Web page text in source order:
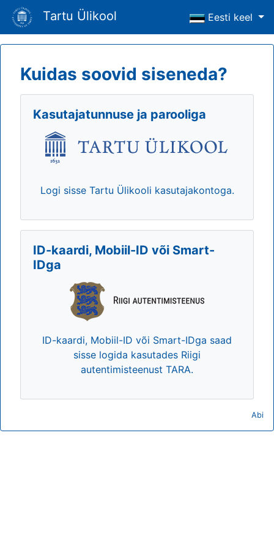
Tartu Ülikool Eesti keel
Kuidas soovid siseneda?
Kasutajatunnuse ja parooliga
Logi sisse Tartu Ülikooli kasutajakontoga.
ID-kaardi, Mobiil-ID või Smart-
IDga
ID-kaardi, Mobiil-ID või Smart-IDga saad
sisse logida kasutades Riigi
autentimisteenust TARA.
Abi